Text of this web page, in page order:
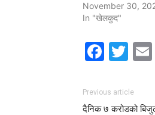
November 30,
In "खेलकुद"
Previous article
दैनिक ७ करोडको